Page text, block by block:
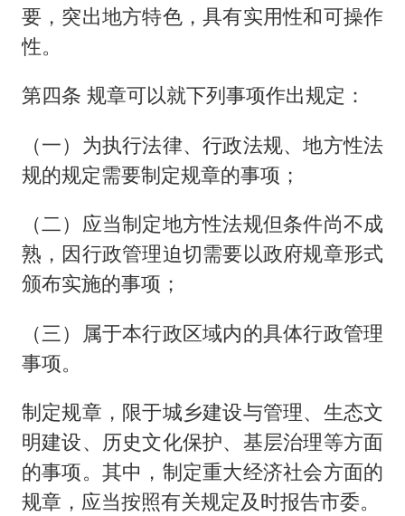
要，突出地方特色，具有实用性和可操作
性。
第四条 规章可以就下列事项作出规定：
（一）为执行法律、行政法规、地方性法
规的规定需要制定规章的事项；
（二）应当制定地方性法规但条件尚不成
熟，因行政管理迫切需要以政府规章形式
颁布实施的事项；
（三）属于本行政区域内的具体行政管理
事项。
制定规章，限于城乡建设与管理、生态文
明建设、历史文化保护、基层治理等方面
的事项。其中，制定重大经济社会方面的
规章，应当按照有关规定及时报告市委。